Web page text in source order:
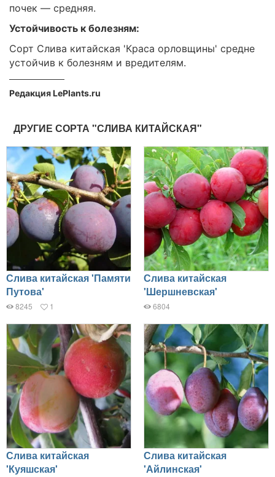
почек — средняя.
Устойчивость к болезням:
Сорт Слива китайская 'Краса орловщины' средне
устойчив к болезням и вредителям.
Редакция LePlants.ru
ДРУГИЕ СОРТА "СЛИВА КИТАЙСКАЯ"
Слива китайская 'Памяти
Путова'
8245 1
Слива китайская
'Шершневская'
6804
Слива китайская
'Куяшская'
Слива китайская
'Айлинская'